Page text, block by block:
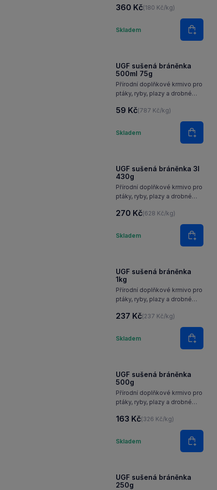
360 Kč(180 Kč/kg)
Skladem
Množství
Do
UGF sušená bráněnka
500ml 75g
Přírodní doplňkové krmivo pro
ptáky, ryby, plazy a drobné
nebo potkani.
59 Kč(787 Kč/kg)
Skladem
Množství
Do
UGF sušená bráněnka 3l
430g
Přírodní doplňkové krmivo pro
ptáky, ryby, plazy a drobné
nebo potkani.
270 Kč(628 Kč/kg)
Skladem
Množství
Do
UGF sušená bráněnka
1kg
Přírodní doplňkové krmivo pro
ptáky, ryby, plazy a drobné
nebo potkani.
237 Kč(237 Kč/kg)
Skladem
Množství
Do
UGF sušená bráněnka
500g
Přírodní doplňkové krmivo pro
ptáky, ryby, plazy a drobné
nebo potkani.
163 Kč(326 Kč/kg)
Skladem
Množství
Do
UGF sušená bráněnka
250g